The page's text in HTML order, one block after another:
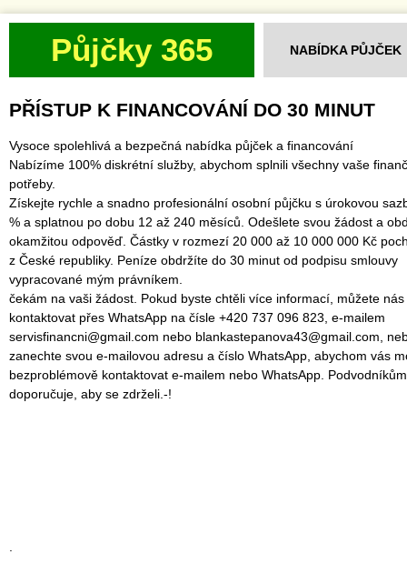
Půjčky 365 NABÍDKA PŮJČEK
PŘÍSTUP K FINANCOVÁNÍ DO 30 MINUT
Vysoce spolehlivá a bezpečná nabídka půjček a financování
Nabízíme 100% diskrétní služby, abychom splnili všechny vaše
potřeby.
Získejte rychle a snadno profesionální osobní půjčku s úrokovou
% a splatnou po dobu 12 až 240 měsíců. Odešlete svou žádost a
okamžitou odpověď. Částky v rozmezí 20 000 až 10 000 000 Kč
z České republiky. Peníze obdržíte do 30 minut od podpisu smlouvy
vypracované mým právníkem.
čekám na vaši žádost. Pokud byste chtěli více informací, můžete nás
kontaktovat přes WhatsApp na čísle +420 737 096 823, e-mailem
servisfinancni@gmail.com nebo blankastepanova43@gmail.com,
zanechte svou e-mailovou adresu a číslo WhatsApp, abychom vás
bezproblémově kontaktovat e-mailem nebo WhatsApp.
doporučuje, aby se zdrželi.-!